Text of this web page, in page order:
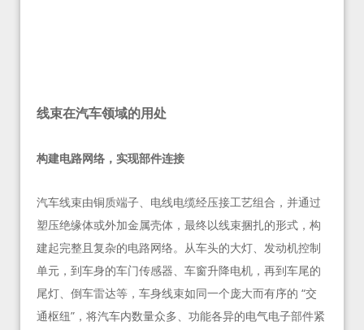
线束在汽车领域的用处
构建电路网络，实现部件连接
汽车线束由铜质端子、电线电缆经压接工艺组合，并通过
塑压绝缘体或外加金属壳体，最终以线束捆扎的形式，构
建起完整且复杂的电路网络。从车头的大灯、发动机控制
单元，到车身的车门传感器、车窗升降电机，再到车尾的
尾灯、倒车雷达等，车身线束如同一个庞大而有序的 “交
通枢纽”，将汽车内数量众多、功能各异的电气电子部件紧